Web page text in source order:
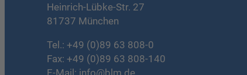
Heinrich-Lübke-Str. 27
81737 München
Tel.: +49 (0)89 63 808-0
Fax: +49 (0)89 63 808-140